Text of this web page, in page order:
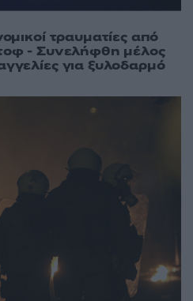
τραυματίες από
- Συνελήφθη μέλος
για ξυλοδαρμό